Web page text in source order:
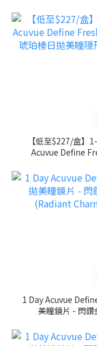
片
【低至$227/盒】
Acuvue Define
眼鏡
1 Day Acuvue
美瞳鏡片 - 閃鑽